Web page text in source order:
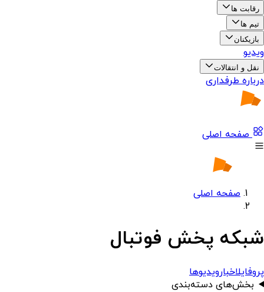
رقابت ها
تیم ها
بازیکنان
ویدیو
نقل و انتقالات
درباره طرفداری
صفحه اصلی
صفحه اصلی
شبکه پخش فوتبال
پروفایلاخبارویدیوها
بخش‌های دسته‌بندی